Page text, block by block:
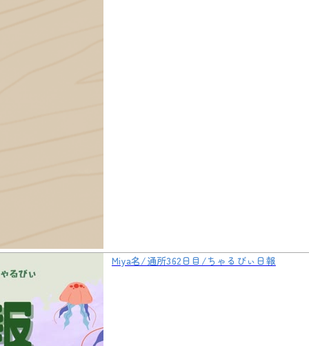
Miya名/通所362日目/ちゃるびぃ日報